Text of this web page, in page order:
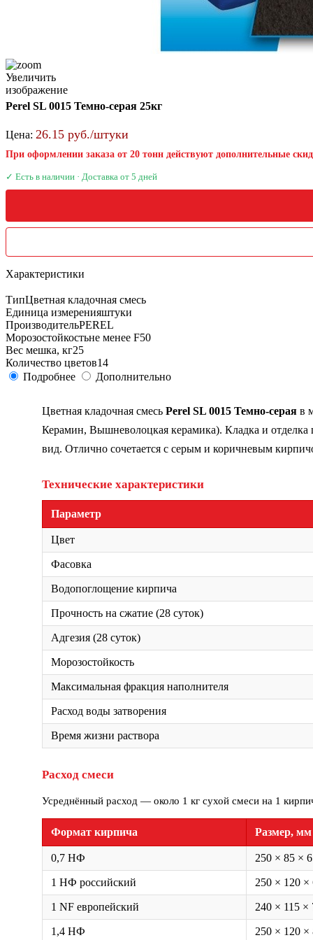
Увеличить
изображение
Perel SL 0015 Темно-серая 25кг
Цена: 26.15 руб./штуки
При оформлении заказа от 20 тонн действуют дополнительные
✓ Есть в наличии · Доставка от 5 дней
Характеристики
ТипЦветная кладочная смесь
Единица измеренияштуки
ПроизводительPEREL
Морозостойкостьне менее F50
Вес мешка, кг25
Количество цветов14
Подробнее
Дополнительно
Цветная кладочная смесь Perel SL 0015 Темно-серая в
Керамин, Вышневолоцкая керамика). Кладка и
вид. Отлично сочетается с серым и коричневым
Технические характеристики
Параметр
Цвет
Фасовка
Водопоглощение кирпича
Прочность на сжатие (28 суток)
Адгезия (28 суток)
Морозостойкость
Максимальная фракция наполнителя
Расход воды затворения
Время жизни раствора
Расход смеси
Усреднённый расход — около 1 кг сухой смеси на 1
Формат кирпича Размер, мм
0,7 НФ 250 × 85 ×
1 НФ российский 250 × 120 ×
1 NF европейский 240 × 115 ×
1,4 НФ 250 × 120 ×